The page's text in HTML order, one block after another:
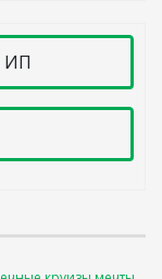
ИП